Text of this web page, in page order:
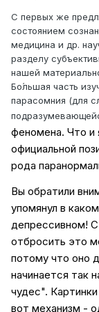
С первых же
состоянием
медицина и др.
разделу
нашей
Бо́льшая часть
парасомния (для
феномена. Что и
официальной
рода
Вы обратили
упомянул в
депрессивном!
отбросить это
потому что оно
начинается так
чудес".
вот механизм -